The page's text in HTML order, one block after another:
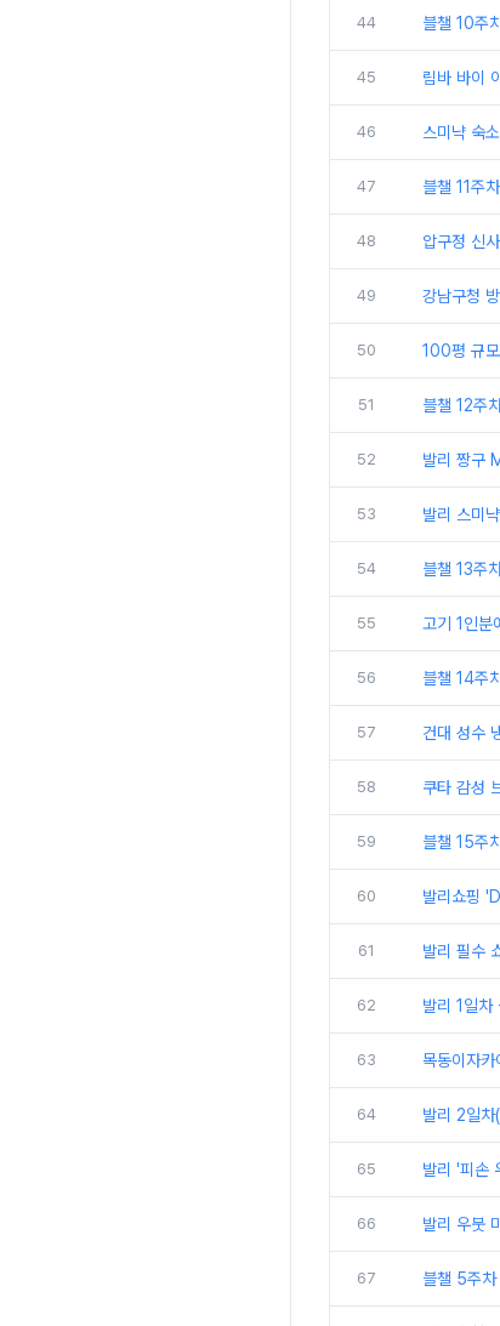
44 블챌 10주
45 림바 바이
46 스미냑 숙
47 블챌 11주
48 압구정 신
49 강남구청
50 100평 규
51 블챌 12주
52 발리 짱구
53 발리 스미
54 블챌 13주
55 고기 1인
56 블챌 14주
57 건대 성수
58 쿠타 감성
59 블챌 15주
60 발리쇼핑
61 발리 필수
62 발리 1일차
63 목동이자
64 발리 2일
65 발리 '피손
66 발리 우붓
67 블챌 5주